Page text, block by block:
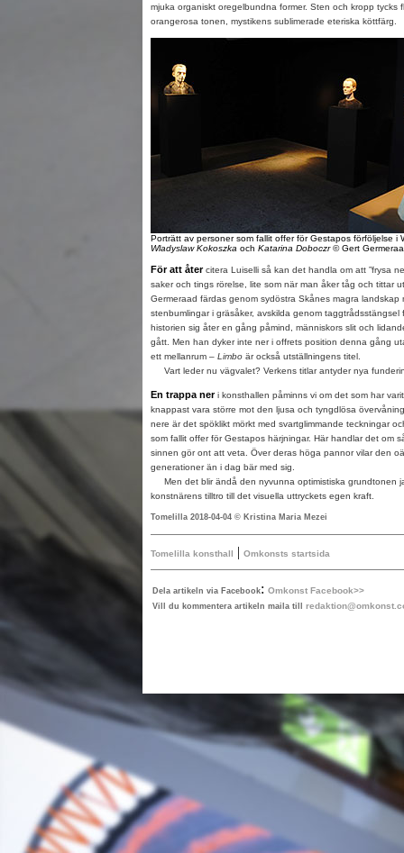
mjuka organiskt oregelbundna former. Sten och kropp tycks
orangerosa tonen, mystikens sublimerade eteriska köttfärg.
Porträtt av personer som fallit offer för Gestapos förföljelse i
Wladyslaw Kokoszka och Katarina Doboczr© Gert
För att återcitera Luiselli så kan det handla om att ”frysa
saker och tings rörelse, lite som när man åker tåg och tittar
Germeraad färdas genom sydöstra Skånes magra landskap
stenbumlingar i gräsåker, avskilda genom taggtrådsstängsel
historien sig åter en gång påmind, människors slit och
gått. Men han dyker inte ner i offrets position denna gång
ett mellanrum – Limboär också utställningens titel.
Vart leder nu vägvalet? Verkens titlar antyder nya
En trappa neri konsthallen påminns vi om det som har
knappast vara större mot den ljusa och tyngdlösa
nere är det spöklikt mörkt med svartglimmande teckningar
som fallit offer för Gestapos härjningar. Här handlar det om
sinnen gör ont att veta. Över deras höga pannor vilar den
generationer än i dag bär med sig.
Men det blir ändå den nyvunna optimistiska grundtonen
konstnärens tilltro till det visuella uttryckets egen kraft.
Tomelilla 2018-04-04 © Kristina Maria Mezei
Tomelilla konsthall | Omkonsts startsida
Dela artikeln via Facebook: Omkonst Facebook>>
Vill du kommentera artikeln maila till